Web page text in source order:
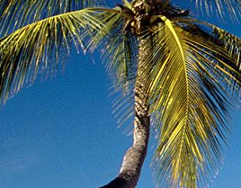
Dr. Göllner
2081 Piliscsaba,
e-mail:
telefonszám:
adószám: